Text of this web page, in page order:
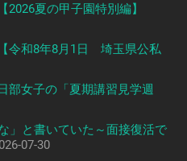
夏の甲子園特別編】
令和8年8月1日 埼玉県公私
部女子の「夏期講習見学週
」と書いていた～面接復活で
07-30